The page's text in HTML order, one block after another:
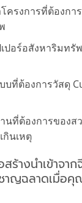
โครงการที่ต้องก
ปอร์อสังหาริมทรั
บที่ต้องการวัสดุ
นที่ต้องการของส
กินเหตุ
ร้างนำเข้าจา
ญฉลาดเมื่อคุณ